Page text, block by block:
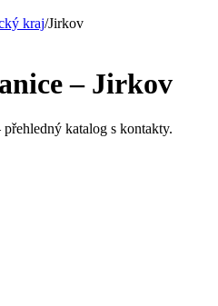
kraj/Jirkov
– Jirkov
přehledný katalog s kontakty.